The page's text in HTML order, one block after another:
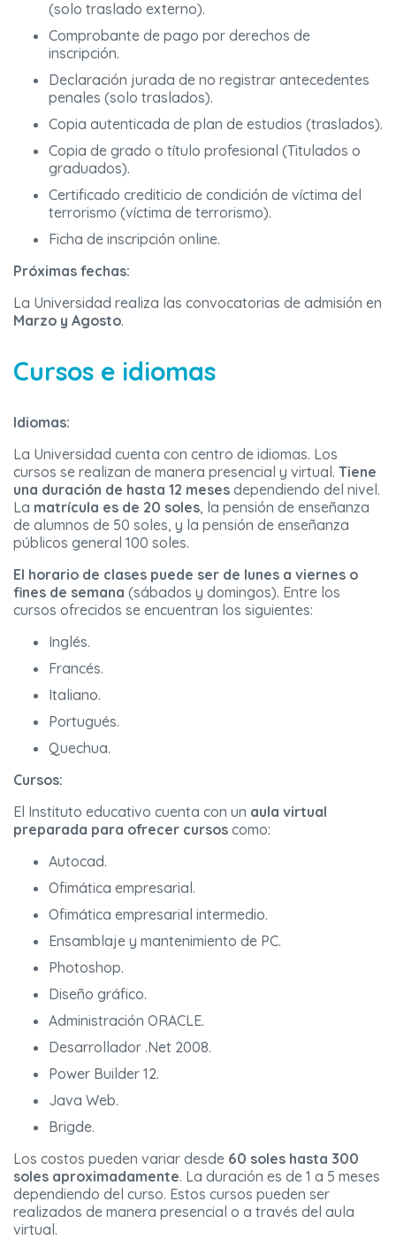
(solo traslado externo).
Comprobante de pago por derechos de
inscripción.
Declaración jurada de no registrar antecedentes
penales (solo traslados).
Copia autenticada de plan de estudios (traslados).
Copia de grado o título profesional (Titulados o
graduados).
Certificado crediticio de condición de víctima del
terrorismo (víctima de terrorismo).
Ficha de inscripción online.
Próximas fechas:
La Universidad realiza las convocatorias de admisión en
Marzo y Agosto.
Cursos e idiomas
Idiomas:
La Universidad cuenta con centro de idiomas. Los
cursos se realizan de manera presencial y virtual. Tiene
una duración de hasta 12 meses dependiendo del nivel.
La matrícula es de 20 soles, la pensión de enseñanza
de alumnos de 50 soles, y la pensión de enseñanza
públicos general 100 soles.
El horario de clases puede ser de lunes a viernes o
fines de semana (sábados y domingos). Entre los
cursos ofrecidos se encuentran los siguientes:
Inglés.
Francés.
Italiano.
Portugués.
Quechua.
Cursos:
El Instituto educativo cuenta con un aula virtual
preparada para ofrecer cursos como:
Autocad.
Ofimática empresarial.
Ofimática empresarial intermedio.
Ensamblaje y mantenimiento de PC.
Photoshop.
Diseño gráfico.
Administración ORACLE.
Desarrollador .Net 2008.
Power Builder 12.
Java Web.
Brigde.
Los costos pueden variar desde 60 soles hasta 300
soles aproximadamente. La duración es de 1 a 5 meses
dependiendo del curso. Estos cursos pueden ser
realizados de manera presencial o a través del aula
virtual.